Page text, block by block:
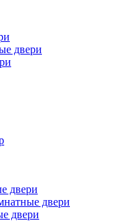
двери
двери
двери
двери